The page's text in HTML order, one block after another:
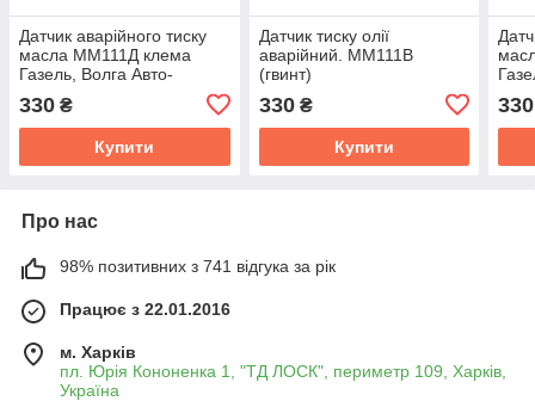
Датчик аварійного тиску
масла ММ111Д клема
Газель, Волга Авто-
330 ₴
Купити
Датчик тиску олії
аварійний. ММ111В
(гвинт)
Газель,Соболь,Волга,УАЗ
дв.402,406,4216,Evotech
2.7 (Ав
330₴
Купити
330
Про нас
98% позитивних з 741 відгука за рік
Працює з 22.01.2016
м. Харків
пл. Юрія Кононенка 1, "ТД ЛОСК", периметр 109, Харків,
Україна